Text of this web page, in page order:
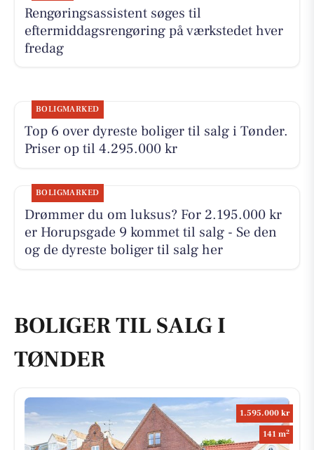
Rengøringsassistent søges til
eftermiddagsrengøring på værkstedet hver
fredag
BOLIGMARKED
Top 6 over dyreste boliger til salg i Tønder.
Priser op til 4.295.000 kr
BOLIGMARKED
Drømmer du om luksus? For 2.195.000 kr
er Horupsgade 9 kommet til salg - Se den
og de dyreste boliger til salg her
BOLIGER TIL SALG I
TØNDER
1.595.000 kr
141 m2